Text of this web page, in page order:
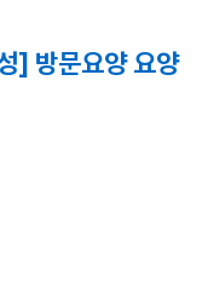
방문요양 요양